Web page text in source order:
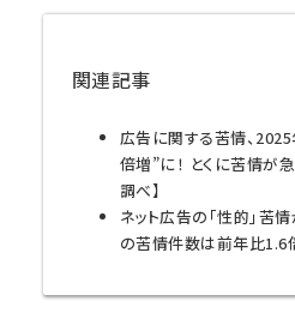
関連記事
広告に関する苦情、
倍増”に！ とくに苦情が
調べ】
ネット広告の「性的」苦
の苦情件数は前年比1.6